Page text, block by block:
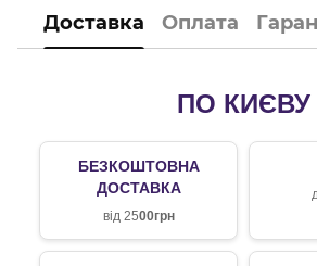
Доставка Оплата
ПО КИЄВУ
БЕЗКОШТОВНА
ДОСТАВКА
від 2500грн